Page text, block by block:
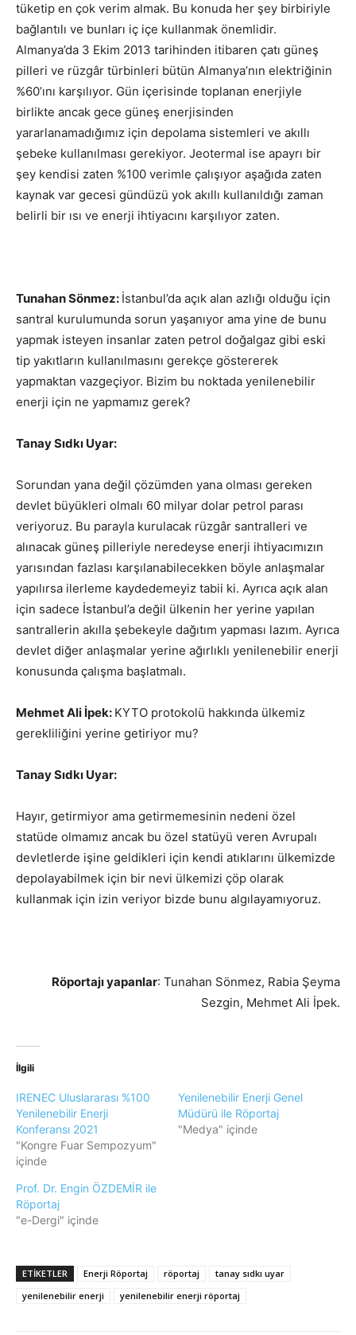
tüketip en çok verim almak. Bu konuda her şey birbiriyle
bağlantılı ve bunları iç içe kullanmak önemlidir.
Almanya’da 3 Ekim 2013 tarihinden itibaren çatı güneş
pilleri ve rüzgâr türbinleri bütün Almanya’nın elektriğinin
%60’ını karşılıyor. Gün içerisinde toplanan enerjiyle
birlikte ancak gece güneş enerjisinden
yararlanamadığımız için depolama sistemleri ve akıllı
şebeke kullanılması gerekiyor. Jeotermal ise apayrı bir
şey kendisi zaten %100 verimle çalışıyor aşağıda zaten
kaynak var gecesi gündüzü yok akıllı kullanıldığı zaman
belirli bir ısı ve enerji ihtiyacını karşılıyor zaten.
Tunahan Sönmez: İstanbul’da açık alan azlığı olduğu için
santral kurulumunda sorun yaşanıyor ama yine de bunu
yapmak isteyen insanlar zaten petrol doğalgaz gibi eski
tip yakıtların kullanılmasını gerekçe göstererek
yapmaktan vazgeçiyor. Bizim bu noktada yenilenebilir
enerji için ne yapmamız gerek?
Tanay Sıdkı Uyar:
Sorundan yana değil çözümden yana olması gereken
devlet büyükleri olmalı 60 milyar dolar petrol parası
veriyoruz. Bu parayla kurulacak rüzgâr santralleri ve
alınacak güneş pilleriyle neredeyse enerji ihtiyacımızın
yarısından fazlası karşılanabilecekken böyle anlaşmalar
yapılırsa ilerleme kaydedemeyiz tabii ki. Ayrıca açık alan
için sadece İstanbul’a değil ülkenin her yerine yapılan
santrallerin akılla şebekeyle dağıtım yapması lazım. Ayrıca
devlet diğer anlaşmalar yerine ağırlıklı yenilenebilir enerji
konusunda çalışma başlatmalı.
Mehmet Ali İpek: KYTO protokolü hakkında ülkemiz
gerekliliğini yerine getiriyor mu?
Tanay Sıdkı Uyar:
Hayır, getirmiyor ama getirmemesinin nedeni özel
statüde olmamız ancak bu özel statüyü veren Avrupalı
devletlerde işine geldikleri için kendi atıklarını ülkemizde
depolayabilmek için bir nevi ülkemizi çöp olarak
kullanmak için izin veriyor bizde bunu algılayamıyoruz.
Röportajı yapanlar: Tunahan Sönmez, Rabia Şeyma
Sezgin, Mehmet Ali İpek.
İlgili
IRENEC Uluslararası %100
Yenilenebilir Enerji
Konferansı 2021
"Kongre Fuar Sempozyum"
içinde
Yenilenebilir Enerji Genel
Müdürü ile Röportaj
"Medya" içinde
Prof. Dr. Engin ÖZDEMİR ile
Röportaj
"e-Dergi" içinde
ETIKETLER Enerji Röportaj röportaj
tanay sıdkı uyar
yenilenebilir enerji
yenilenebilir enerji röportaj